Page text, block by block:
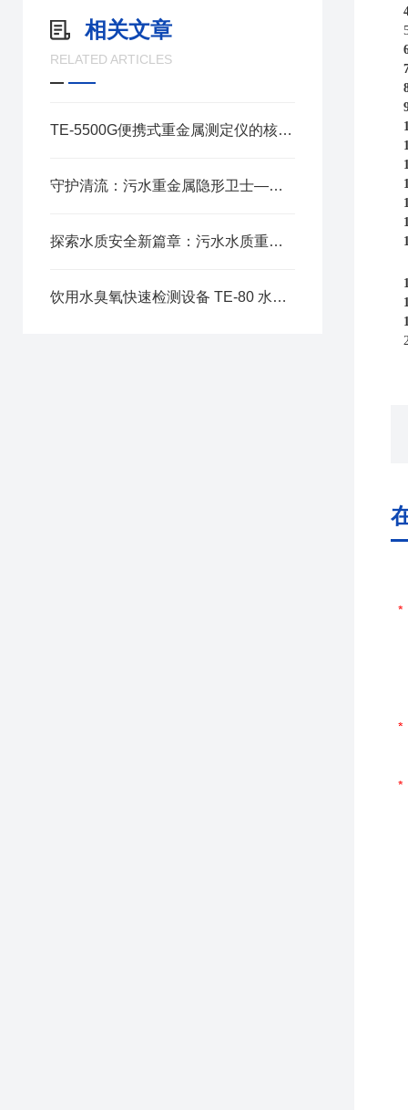
相关文章
RELATED ARTICLES
TE-5500G便携式重金属测定仪的核心特点介绍
守护清流：污水重金属隐形卫士——智能水质重金属测定仪的准确使命
探索水质安全新篇章：污水水质重金属测定仪的创新之旅
饮用水臭氧快速检测设备 TE-80 水质检测仪光学检测技术优势分析